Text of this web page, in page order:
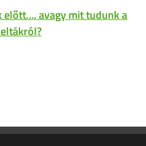
előtt…, avagy mit tudunk a